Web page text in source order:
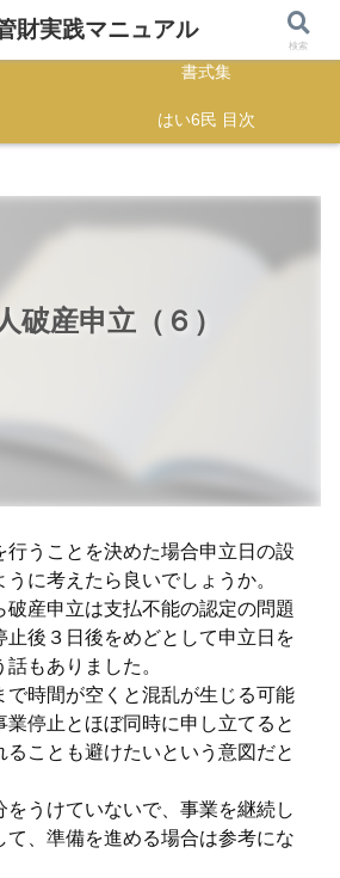
正誤表
書式集
はい6民 目次
破産申立（６）
行うことを決めた場合申立日の設
に考えたら良いでしょうか。
破産申立は支払不能の認定の問題
止後３日後をめどとして申立日を
もありました。
で時間が空くと混乱が生じる可能
停止とほぼ同時に申し立てると
ことも避けたいという意図だと
をうけていないで、事業を継続し
て、準備を進める場合は参考にな
財実践マニュアル
検索